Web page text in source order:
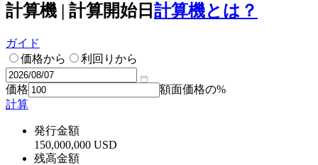
計算機 | 計算開始日 計算機とは？
ガイド
価格から
利回りから
価格
額面価格の%
計算
発行金額
150,000,000 USD
残高金額